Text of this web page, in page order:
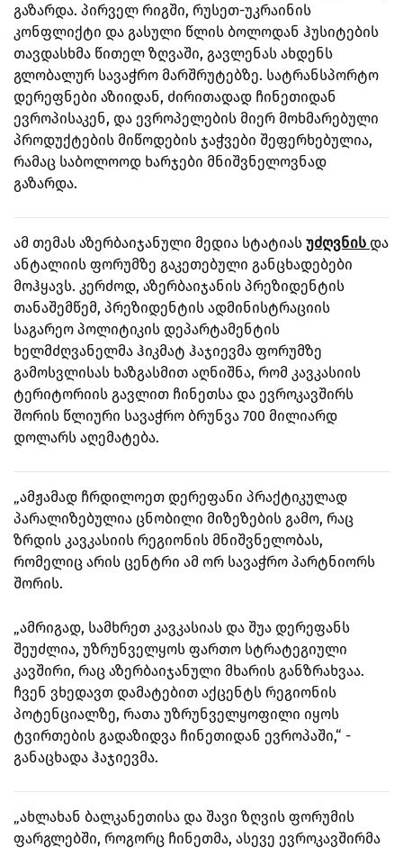
გაზარდა. პირველ რიგში, რუსეთ-უკრაინის
კონფლიქტი და გასული წლის ბოლოდან ჰუსიტების
თავდასხმა წითელ ზღვაში, გავლენას ახდენს
გლობალურ სავაჭრო მარშრუტებზე. სატრანსპორტო
დერეფნები აზიიდან, ძირითადად ჩინეთიდან
ევროპისაკენ, და ევროპელების მიერ მოხმარებული
პროდუქტების მიწოდების ჯაჭვები შეფერხებულია,
რამაც საბოლოოდ ხარჯები მნიშვნელოვნად
გაზარდა.
ამ თემას აზერბაიჯანული მედია სტატიას უძღვნის და
ანტალიის ფორუმზე გაკეთებული განცხადებები
მოჰყავს. კერძოდ, აზერბაიჯანის პრეზიდენტის
თანაშემწემ, პრეზიდენტის ადმინისტრაციის
საგარეო პოლიტიკის დეპარტამენტის
ხელმძღვანელმა ჰიკმატ ჰაჯიევმა ფორუმზე
გამოსვლისას ხაზგასმით აღნიშნა, რომ კავკასიის
ტერიტორიის გავლით ჩინეთსა და ევროკავშირს
შორის წლიური სავაჭრო ბრუნვა 700 მილიარდ
დოლარს აღემატება.
„ამჟამად ჩრდილოეთ დერეფანი პრაქტიკულად
პარალიზებულია ცნობილი მიზეზების გამო, რაც
ზრდის კავკასიის რეგიონის მნიშვნელობას,
რომელიც არის ცენტრი ამ ორ სავაჭრო პარტნიორს
შორის.
„ამრიგად, სამხრეთ კავკასიას და შუა დერეფანს
შეუძლია, უზრუნველყოს ფართო სტრატეგიული
კავშირი, რაც აზერბაიჯანული მხარის განზრახვაა.
ჩვენ ვხედავთ დამატებით აქცენტს რეგიონის
პოტენციალზე, რათა უზრუნველყოფილი იყოს
ტვირთების გადაზიდვა ჩინეთიდან ევროპაში,“ -
განაცხადა ჰაჯიევმა.
„ახლახან ბალკანეთისა და შავი ზღვის ფორუმის
ფარგლებში, როგორც ჩინეთმა, ასევე ევროკავშირმა